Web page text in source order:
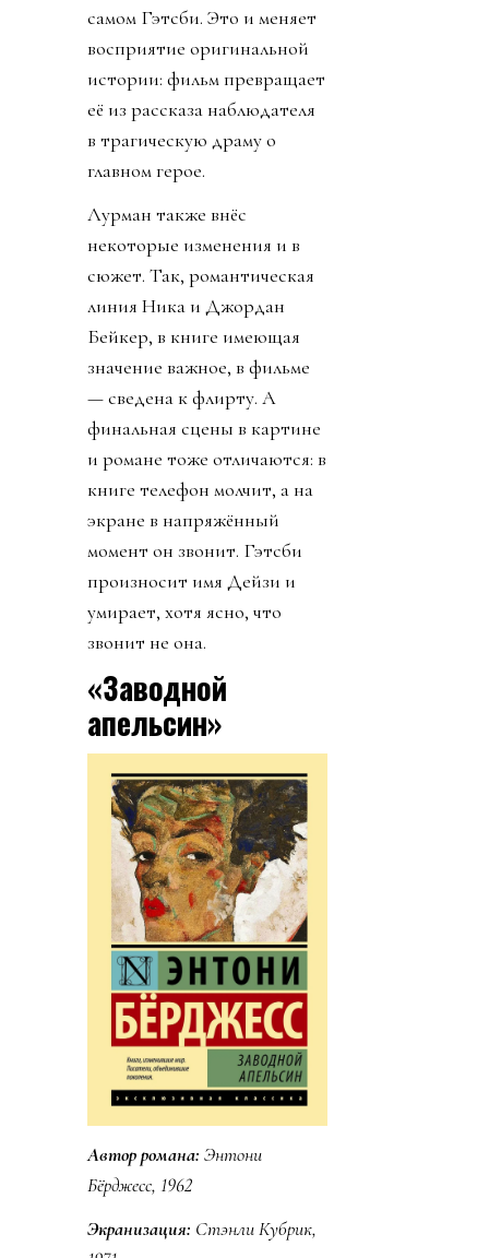
самом Гэтсби. Это и меняет
восприятие оригинальной
истории: фильм превращает
её из рассказа наблюдателя
в трагическую драму о
главном герое.
Лурман также внёс
некоторые изменения и в
сюжет. Так, романтическая
линия Ника и Джордан
Бейкер, в книге имеющая
значение важное, в фильме
— сведена к флирту. А
финальная сцены в картине
и романе тоже отличаются: в
книге телефон молчит, а на
экране в напряжённый
момент он звонит. Гэтсби
произносит имя Дейзи и
умирает, хотя ясно, что
звонит не она.
«Заводной
апельсин»
Автор романа: Энтони
Бёрджесс, 1962
Экранизация: Стэнли Кубрик,